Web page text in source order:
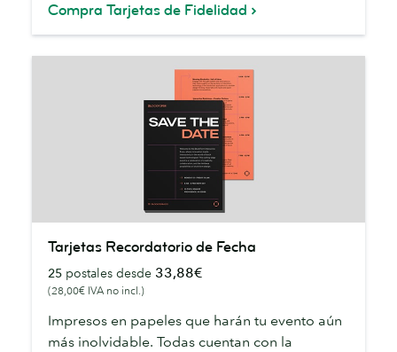
Compra Tarjetas de Fidelidad
Recordatorio
Fecha
Tarjetas Recordatorio de Fecha
25 postales desde 33,88€
(28,00€ IVA no incl.)
Impresos en papeles que harán tu evento aún
más inolvidable. Todas cuentan con la